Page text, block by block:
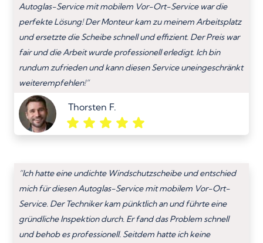
Autoglas-Service mit mobilem Vor-Ort-Service war die
perfekte Lösung! Der Monteur kam zu meinem Arbeitsplatz
und ersetzte die Scheibe schnell und effizient. Der Preis war
fair und die Arbeit wurde professionell erledigt. Ich bin
rundum zufrieden und kann diesen Service uneingeschränkt
weiterempfehlen!”
Thorsten F.
“Ich hatte eine undichte Windschutzscheibe und entschied
mich für diesen Autoglas-Service mit mobilem Vor-Ort-
Service. Der Techniker kam pünktlich an und führte eine
gründliche Inspektion durch. Er fand das Problem schnell
und behob es professionell. Seitdem hatte ich keine